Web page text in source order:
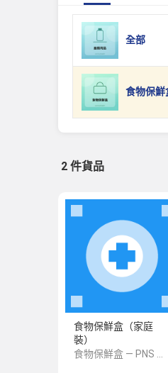
全部
食物保鮮
2 件貨品
食物保鮮盒（家庭
裝）